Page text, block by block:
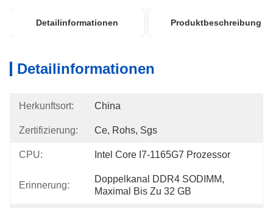
Detailinformationen Produktbeschreibung
Detailinformationen
Herkunftsort: China
Zertifizierung: Ce, Rohs, Sgs
CPU: Intel Core I7-1165G7 Prozessor
Erinnerung:
Doppelkanal DDR4 SODIMM,
Maximal Bis Zu 32 GB